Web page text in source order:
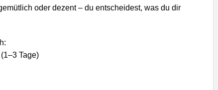
oder dezent – du entscheidest, was du dir
Tage)